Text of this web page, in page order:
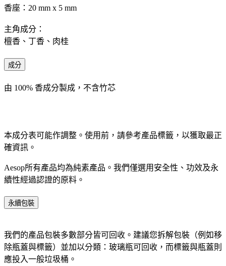
香座：20 mm x 5 mm
主角成分：
檀香、丁香、肉桂
成分
由 100% 香成分製成，不含竹芯
本成分表可能作調整。使用前，請參考產品標籤，以獲取最正
確資訊。​
Aesop所有產品均為純素產品。我們僅選用安全性、功效及永
續性經過認證的原料。​
永續包裝
我們的產品包裝多數部分皆可回收。建議您拆解包裝（例如移
除瓶蓋與標籤）並加以分類：玻璃瓶可回收，而標籤與瓶蓋則
應投入一般垃圾桶。​